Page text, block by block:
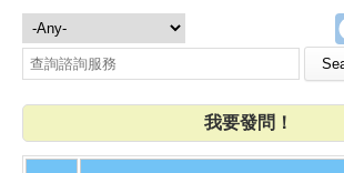
諮詢服務
Search this site
我要發問！